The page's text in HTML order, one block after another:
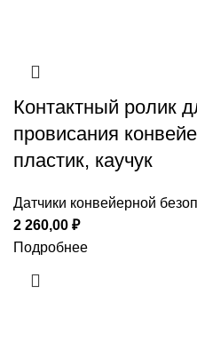
Контактный ролик
провисания
пластик, каучук
Датчики конвейерной
2 260,00 ₽
Подробнее